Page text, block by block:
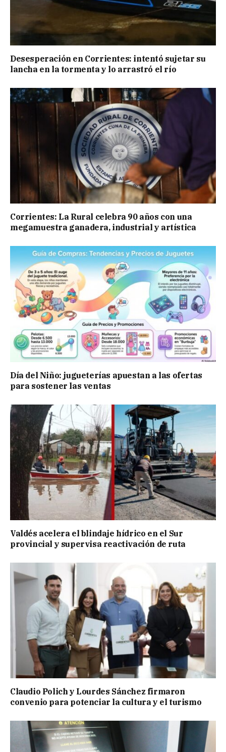
Desesperación en Corrientes: intentó sujetar su
lancha en la tormenta y lo arrastró el río
Corrientes: La Rural celebra 90 años con una
megamuestra ganadera, industrial y artística
Día del Niño: jugueterías apuestan a las ofertas
para sostener las ventas
Valdés acelera el blindaje hídrico en el Sur
provincial y supervisa reactivación de ruta
Claudio Polich y Lourdes Sánchez firmaron
convenio para potenciar la cultura y el turismo